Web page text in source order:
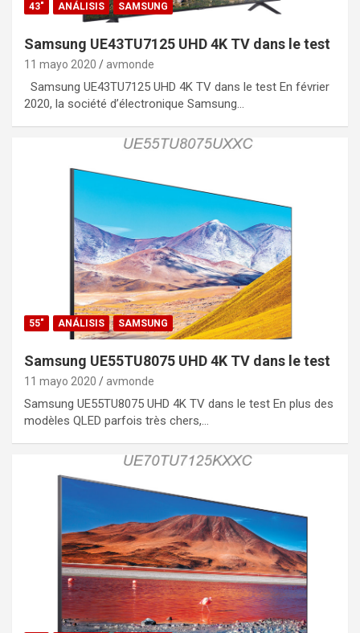
43" ANÁLISIS SAMSUNG
Samsung UE43TU7125 UHD 4K TV dans le test
11 mayo 2020 avmonde
Samsung UE43TU7125 UHD 4K TV dans le test En février
2020, la société d’électronique Samsung…
55" ANÁLISIS SAMSUNG
Samsung UE55TU8075 UHD 4K TV dans le test
11 mayo 2020 avmonde
Samsung UE55TU8075 UHD 4K TV dans le test En plus des
modèles QLED parfois très chers,…